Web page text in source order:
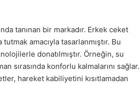
tanınan bir markadır. Erkek ceket
amacıyla tasarlanmıştır. Bu
donatılmıştır. Örneğin, su
sırasında konforlu kalmalarını sağlar.
hareket kabiliyetini kısıtlamadan